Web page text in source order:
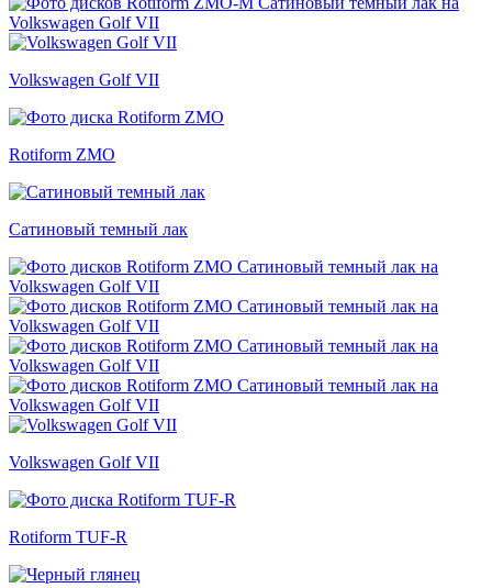
Volkswagen Golf VII
Rotiform ZMO
Сатиновый темный лак
Volkswagen Golf VII
Rotiform TUF-R